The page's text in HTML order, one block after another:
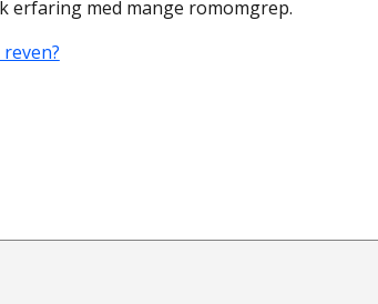
erfaring med mange romomgrep.